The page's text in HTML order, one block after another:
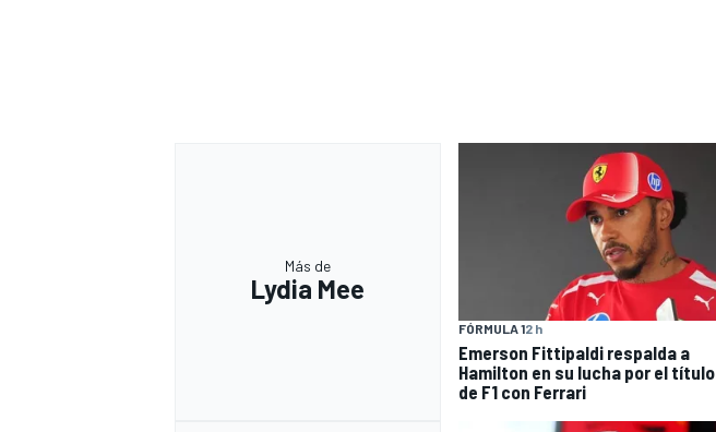
Más de
Lydia Mee
FÓRMULA 12 h
Emerson Fittipaldi respalda a
Hamilton en su lucha por el título
de F1 con Ferrari